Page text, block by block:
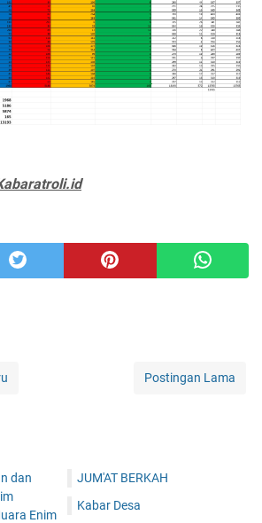
Postingan Lama
dan
Enim
JUM'AT BERKAH
Kabar Desa